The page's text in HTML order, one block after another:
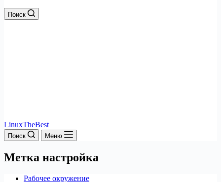
Поиск
LinuxTheBest
Поиск Меню
Метка настройка
Рабочее окружение